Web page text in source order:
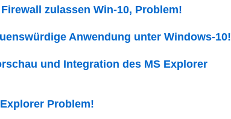
zulassen Win-10, Problem!
Anwendung unter Windows-10!
und Integration des MS Explorer
Problem!